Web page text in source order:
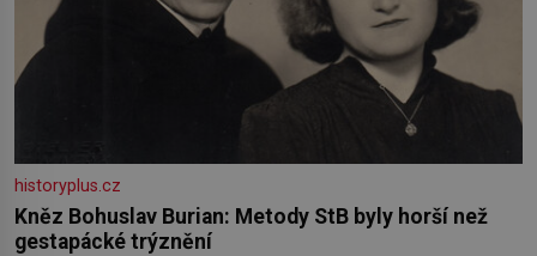
historyplus.cz
Kněz Bohuslav Burian: Metody StB byly horší než
gestapácké trýznění